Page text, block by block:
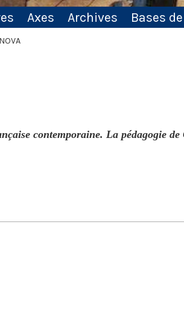
Axes Archives Bases
contemporaine. La pédagogie